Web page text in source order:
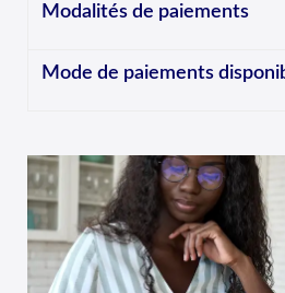
Modalités de paiements
Mode de paiements